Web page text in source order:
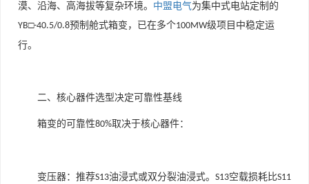
漠、沿海、高海拔等复杂环境。 中盟电气为集中式电站定制的
YB□-40.5/0.8预制舱式箱变，已在多个100MW级项目中稳定运
行。
二、核心器件选型决定可靠性基线
箱变的可靠性80%取决于核心器件：
变压器：推荐S13油浸式或双分裂油浸式。 S13空载损耗比S11